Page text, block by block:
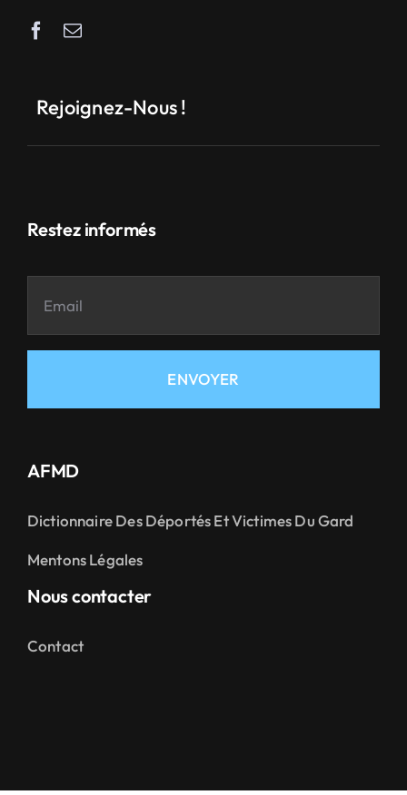
Rejoignez-Nous !
Restez informés
ENVOYER
AFMD
Dictionnaire Des Déportés Et Victimes Du Gard
Mentons Légales
Nous contacter
Contact